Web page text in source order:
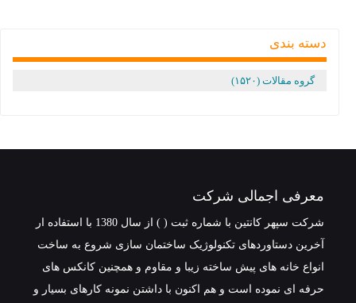
دسته بندی
گروه مقالات (۱۵۲۰)
معرفی اجمالی شرکت
شرکت سپهر کانتین با شماره ثبت ( ) از سال 1380 با استفاده ار
آخرین دستاوردهای تکنولوژیک ساختمان سازی شروع به ساخت
انواع خانه های پیش ساخته زیبا و مقاوم و همچنین کانکس های
حرفه ای نموده است و هم اکنون با داشتن نمونه کارهای بسیار و